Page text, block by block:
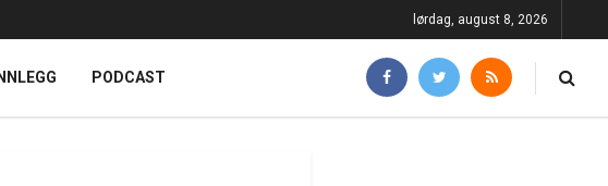
lørdag, august 8, 2026
PODCAST